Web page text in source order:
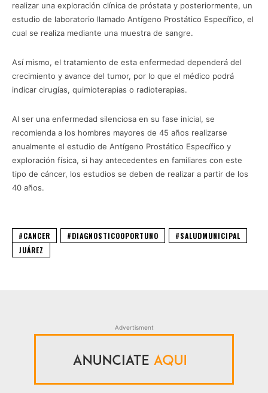
realizar una exploración clínica de próstata y posteriormente, un
estudio de laboratorio llamado Antígeno Prostático Específico, el
cual se realiza mediante una muestra de sangre.
Así mismo, el tratamiento de esta enfermedad dependerá del
crecimiento y avance del tumor, por lo que el médico podrá
indicar cirugías, quimioterapias o radioterapias.
Al ser una enfermedad silenciosa en su fase inicial, se
recomienda a los hombres mayores de 45 años realizarse
anualmente el estudio de Antígeno Prostático Específico y
exploración física, si hay antecedentes en familiares con este
tipo de cáncer, los estudios se deben de realizar a partir de los
40 años.
#CANCER #DIAGNOSTICOOPORTUNO
#SALUDMUNICIPAL
JUÁREZ
Advertisment